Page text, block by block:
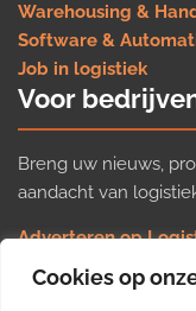
Cookies op
Warehousing &
Software &
Job in logistiek
Voor
Breng uw nieuws,
aandacht van
Adverteren op
Nieuws insturen
Uw video op